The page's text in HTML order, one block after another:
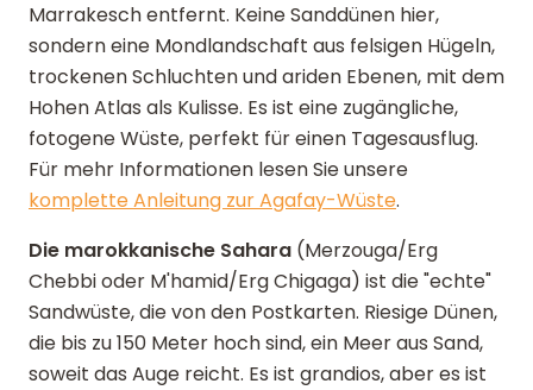
Marrakesch entfernt. Keine Sanddünen hier,
sondern eine Mondlandschaft aus felsigen Hügeln,
trockenen Schluchten und ariden Ebenen, mit dem
Hohen Atlas als Kulisse. Es ist eine zugängliche,
fotogene Wüste, perfekt für einen Tagesausflug.
Für mehr Informationen lesen Sie unsere
komplette Anleitung zur Agafay-Wüste.
Die marokkanische Sahara (Merzouga/Erg
Chebbi oder M'hamid/Erg Chigaga) ist die "echte"
Sandwüste, die von den Postkarten. Riesige Dünen,
die bis zu 150 Meter hoch sind, ein Meer aus Sand,
soweit das Auge reicht. Es ist grandios, aber es ist